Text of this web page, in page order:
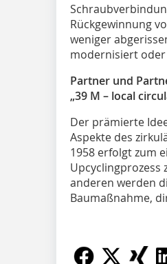
Rückgewinnung
weniger
modernisiert
Partner und
„39 M – local
Der prämierte
Aspekte des
1958 erfolgt zum
Upcyclingprozess
anderen werden
Baumaßnahme,